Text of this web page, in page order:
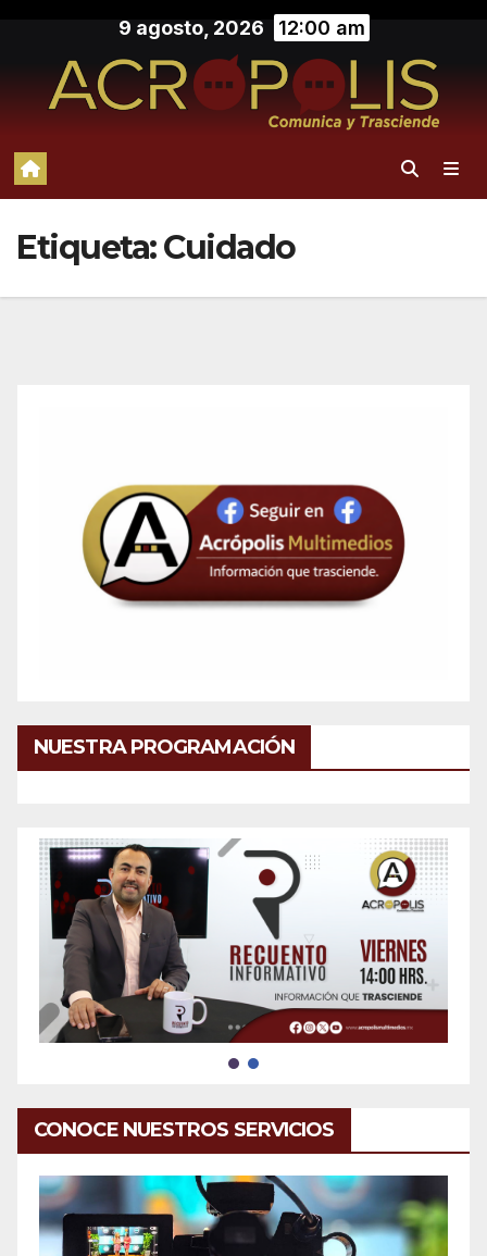
contenido
9 agosto, 2026 12:00 am
Etiqueta:Cuidado
NUESTRA PROGRAMACIÓN
CONOCE NUESTROS SERVICIOS